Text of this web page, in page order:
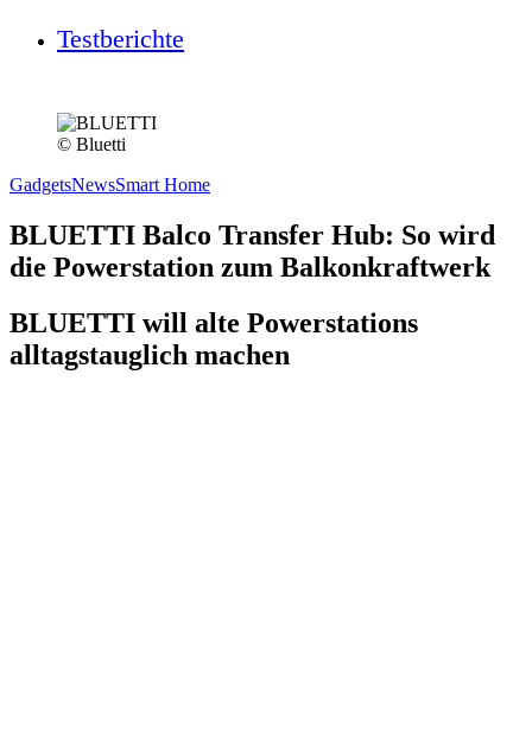
Testberichte
© Bluetti
GadgetsNewsSmart Home
BLUETTI Balco Transfer Hub: So wird
die Powerstation zum Balkonkraftwerk
BLUETTI will alte Powerstations
alltagstauglich machen